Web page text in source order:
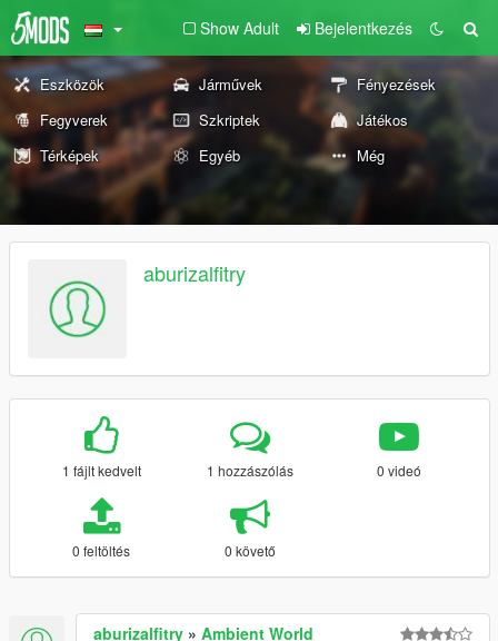
Show Adult Bejelentkezés
Eszközök Járművek
Fényezések
Fegyverek
Szkriptek
Játékos
Térképek
Egyéb Még
aburizalfitry
1 fájlt kedvelt 1 hozzászólás 0 videó
0 feltöltés 0 követő
aburizalfitry » Ambient World